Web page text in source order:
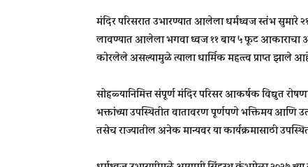
मंदिर परिसरात उभारण्यात आलेला धर्मध्वज स्तंभ
लावण्यात आलेला भगवा ध्वज ११ बाय ५ फूट आकाराचा
कोरलेले असल्यामुळे त्याला धार्मिक महत्त्व प्राप्त झाले
सोहळ्यानिमित्त संपूर्ण मंदिर परिसर आकर्षक विद्युत
भक्तांच्या उपस्थितीत वातावरण पूर्णपणे भक्तिमय
तसेच राज्यातील अनेक मान्यवर या कार्यक्रमासाठी